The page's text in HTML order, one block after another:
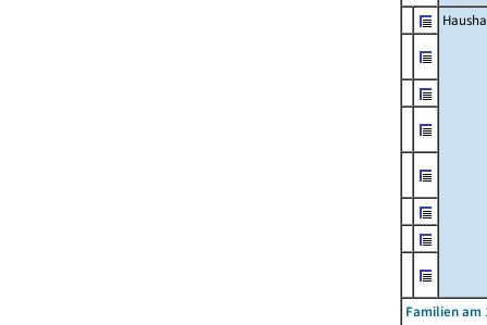
Familien am